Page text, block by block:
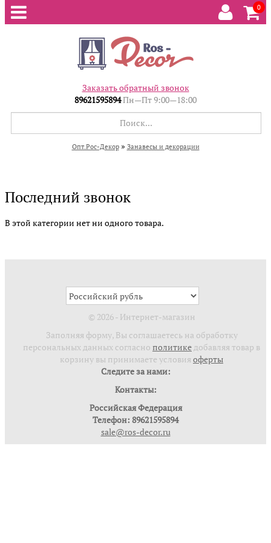
0
Заказать обратный звонок
89621595894Пн—Пт 9:00—18:00
Опт.Рос-Декор » Занавесы и декорации
Последний звонок
В этой категории нет ни одного товара.
© 2026 - Интернет-магазин
Заполняя форму, Вы соглашаетесь на обработку
персональных данных согласно политикедобавляя товар в
корзину вы принимаете условия оферты
Следите за нами:
Контакты:
Российская Федерация
Телефон: 89621595894
sale@ros-decor.ru